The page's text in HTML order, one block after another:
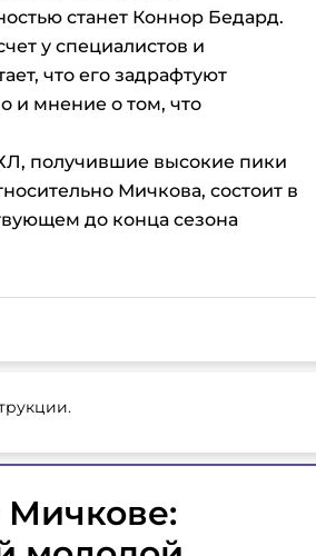
станет Коннор Бедард.
у специалистов и
что его задрафтуют
и мнение о том, что
получившие высокие пики
Мичкова, состоит в
до конца сезона
Мичкове: